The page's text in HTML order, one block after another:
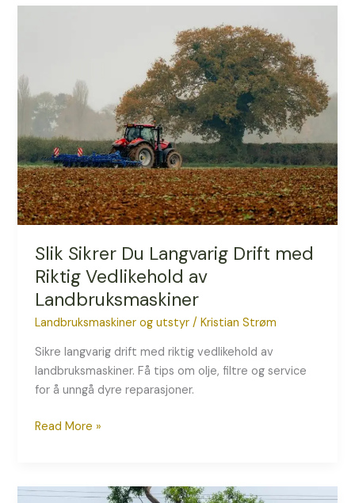
Slik Sikrer Du Langvarig Drift med
Riktig Vedlikehold av
Landbruksmaskiner
Landbruksmaskiner og utstyr /Kristian Strøm
Sikre langvarig drift med riktig vedlikehold av
landbruksmaskiner. Få tips om olje, filtre og service
for å unngå dyre reparasjoner.
Drift
med
Riktig
Vedlikehold
av
Landbruksmaskiner
Read More »
Slik